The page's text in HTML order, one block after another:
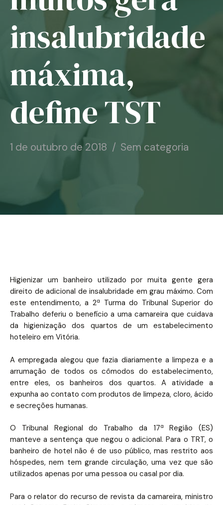
Notícias
Associe-se
Contato
insalubridade
máxima,
define TST
1 de outubro de 2018 Sem categoria
Higienizar um banheiro utilizado por muita gente gera
direito de adicional de insalubridade em grau máximo. Com
este entendimento, a 2ª Turma do Tribunal Superior do
Trabalho deferiu o benefício a uma camareira que cuidava
da higienização dos quartos de um estabelecimento
hoteleiro em Vitória.
A empregada alegou que fazia diariamente a limpeza e a
arrumação de todos os cômodos do estabelecimento,
entre eles, os banheiros dos quartos. A atividade a
expunha ao contato com produtos de limpeza, cloro, ácido
e secreções humanas.
O Tribunal Regional do Trabalho da 17ª Região (ES)
manteve a sentença que negou o adicional. Para o TRT, o
banheiro de hotel não é de uso público, mas restrito aos
hóspedes, nem tem grande circulação, uma vez que são
utilizados apenas por uma pessoa ou casal por dia.
Para o relator do recurso de revista da camareira, ministro